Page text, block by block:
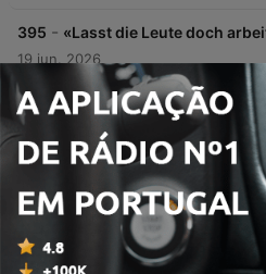
395 - «Lasst die Leute doch
19 jun. 2026
Mostrar mais
Mais podcasts de